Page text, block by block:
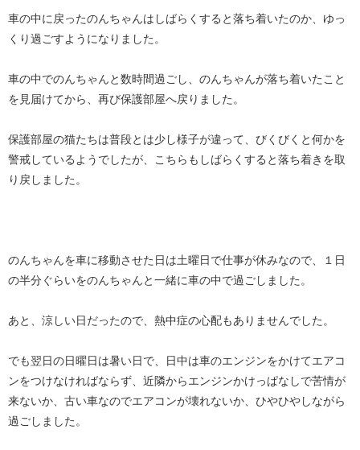
車の中に戻ったのんちゃんはしばらくすると落ち着いたのか、ゆっ
くり過ごすようになりました。
車の中でのんちゃんと数時間過ごし、のんちゃんが落ち着いたこと
を見届けてから、再び保護部屋へ戻りました。
保護部屋の猫たちは普段とは少し様子が違って、びくびくと何かを
警戒しているようでしたが、こちらもしばらくすると落ち着きを取
り戻しました。
のんちゃんを車に移動させた日は土曜日で仕事が休みなので、１日
の半分ぐらいをのんちゃんと一緒に車の中で過ごしました。
あと、涼しい日だったので、熱中症の心配もありませんでした。
でも翌日の日曜日は暑い日で、日中は車のエンジンをかけてエアコ
ンをつけなければならず、近隣からエンジンかけっぱなしで苦情が
来ないか、古い車なのでエアコンが壊れないか、ひやひやしながら
過ごしました。